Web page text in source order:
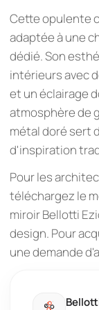
Cette opulente
adaptée à une
dédié. Son
intérieurs avec
et un éclairage
atmosphère de
métal doré sert
d'inspiration
Pour les
téléchargez le
miroir Bellotti
design. Pour
une demande